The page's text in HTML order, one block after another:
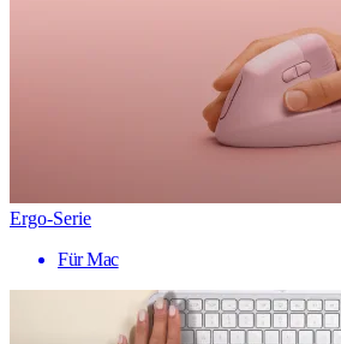
Ergo-Serie
Für Mac